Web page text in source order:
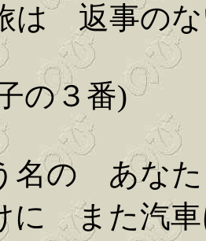
は 返事の
の３番)
名の あな
に また汽車